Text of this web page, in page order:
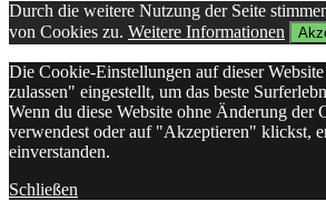
Durch die weitere Nutzung der Seite
von Cookies zu. Weitere Informationen
Die Cookie-Einstellungen auf dieser
zulassen" eingestellt, um das beste
Wenn du diese Website ohne Änderung der
verwendest oder auf "Akzeptieren" klickst,
einverstanden.
Schließen